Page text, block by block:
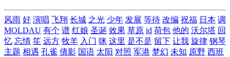
风雨 好 演唱 飞翔 长城 之光 少年 发展 等待 改编 祝福 日本 调
MOLDAU 有个 谱 红娘 圣诞 效果 草原 id 荷包 他的 沃尔塔 回
忆 忘情 笙 远方 牧羊 入门 咪 这里 是不是 留下 让我 旋律 钢琴
主题 相遇 孔雀 倩影 国语 太阳 对照 军港 梦幻 未知 原野 西班